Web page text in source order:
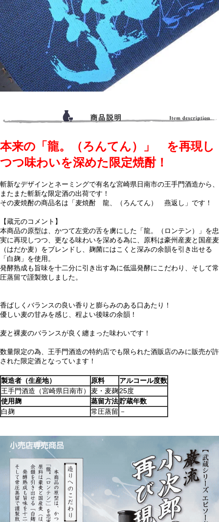
本来の「龍。（ろんてん）」 を再現し
つつ味わいを深めた限定焼酎！
斬新なデザインとネーミングで有名な宮崎県日南市の王手門酒造から、
またまた斬新な限定酒の出荷です！
その麦焼酎の商品名は「麦焼酎 龍、（ろんてん） 燕返し」です！
【蔵元のコメント】
本商品の原型は、かつて左党の舌を虜にした「龍。（ロンテン）」を忠
実に再現しつつ、更なる味わいを深める為に、原料は豪州産麦と国産麦
（はだか麦）をブレンドし、麹菌にはこくと深みの余韻を引き出せる
「白麹」を使用。
発酵熟成も旨味を十二分に引き出す為に低温発酵にこだわり、そして常
圧蒸留で謹製致しました。
香ばしくバランスの良い香りと膨らみのある口あたり！
優しい麦の甘みを感じ、程よい後味の余韻！
麦と裸麦のバランスが良く纏まった味わいです！
数量限定の為、王手門酒造の特約店でも限られた酒販店のみに販売が許
された限定酒となっています！
製造者（生産地） 原料
アルコール度数
王手門酒造（宮崎県日南市）
麦・麦麹25度
使用麹
蒸留方法貯蔵年数
白麹
常圧蒸留 －